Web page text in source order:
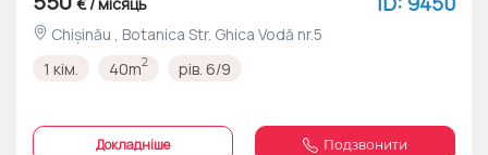
Chișinău , Botanica Str. Ghica Vodă nr.5
1 кім.
40m2 рів. 6/9
Докладніше Подзвонити